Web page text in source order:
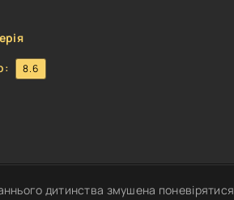
8.6
дитинства змушена поневірятися